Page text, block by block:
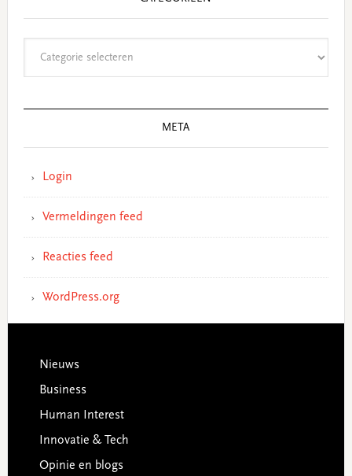
META
Login
Vermeldingen feed
Reacties feed
WordPress.org
Footer
Nieuws
Business
Human Interest
Innovatie & Tech
Opinie en blogs